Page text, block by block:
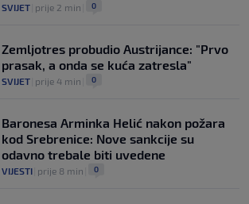
SVIJET prije 2 min 0
Zemljotres probudio Austrijance: "Prvo
prasak, a onda se kuća zatresla"
SVIJET prije 4 min 0
Baronesa Arminka Helić nakon požara
kod Srebrenice: Nove sankcije su
odavno trebale biti uvedene
VIJESTI prije 8 min 0